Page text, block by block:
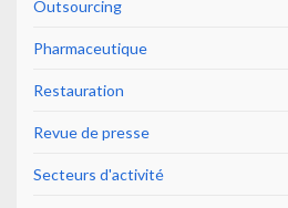
Outsourcing
Pharmaceutique
Restauration
Revue de presse
Secteurs d'activité